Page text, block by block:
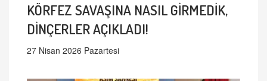
KÖRFEZ SAVAŞINA NASIL GİRMEDİK,
DİNÇERLER AÇIKLADI!
27 Nisan 2026 Pazartesi